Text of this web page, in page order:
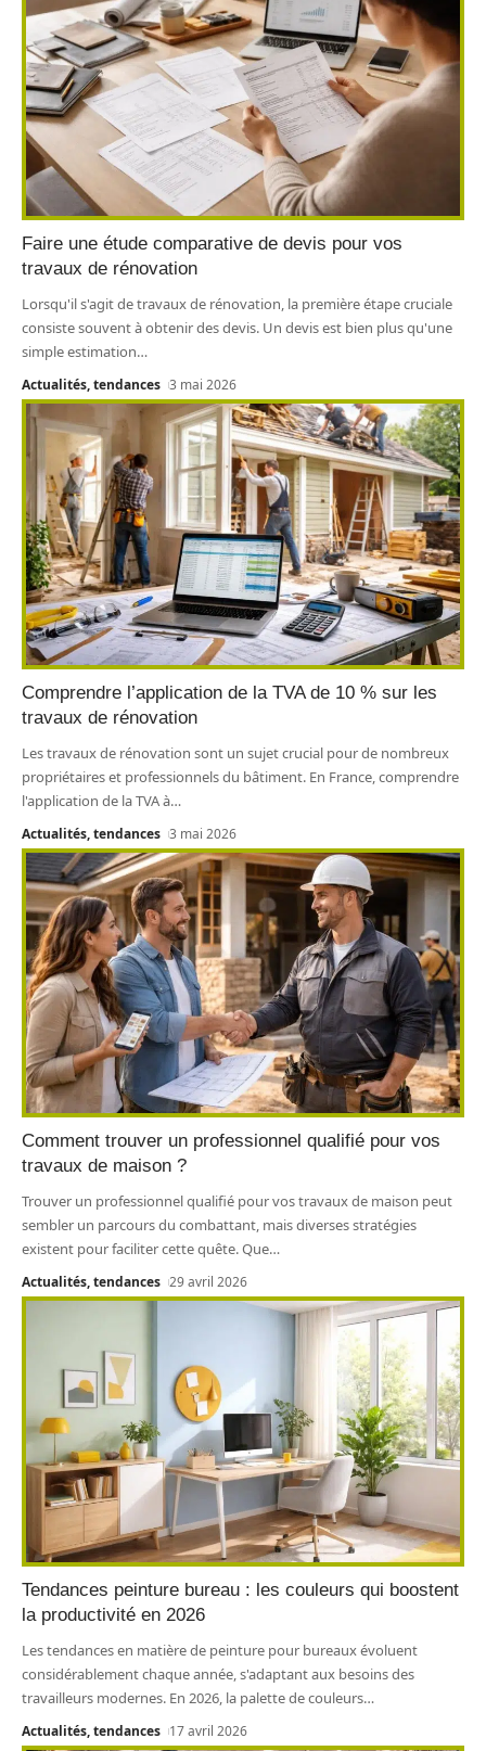
Faire une étude comparative de devis pour vos
travaux de rénovation
Lorsqu'il s'agit de travaux de rénovation, la première étape cruciale
consiste souvent à obtenir des devis. Un devis est bien plus qu'une
simple estimation…
Actualités, tendances 3 mai 2026
Comprendre l’application de la TVA de 10 % sur les
travaux de rénovation
Les travaux de rénovation sont un sujet crucial pour de nombreux
propriétaires et professionnels du bâtiment. En France, comprendre
l'application de la TVA à…
Actualités, tendances 3 mai 2026
Comment trouver un professionnel qualifié pour vos
travaux de maison ?
Trouver un professionnel qualifié pour vos travaux de maison peut
sembler un parcours du combattant, mais diverses stratégies
existent pour faciliter cette quête. Que…
Actualités, tendances 29 avril 2026
Tendances peinture bureau : les couleurs qui boostent
la productivité en 2026
Les tendances en matière de peinture pour bureaux évoluent
considérablement chaque année, s'adaptant aux besoins des
travailleurs modernes. En 2026, la palette de couleurs…
Actualités, tendances 17 avril 2026